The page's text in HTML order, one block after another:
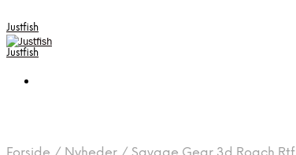
Justfish
Justfish